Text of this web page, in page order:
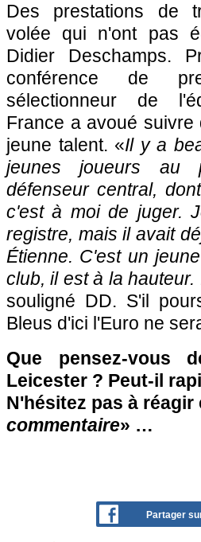
Des prestations de
volée qui n'ont pas
Didier Deschamps.
conférence de
sélectionneur de
France a avoué suivre
jeune talent. «Il y a
jeunes joueurs au
défenseur central,
c'est à moi de juger.
registre, mais il avait
Étienne. C'est un
club, il est à la
souligné DD. S'il
Bleus d'ici l'Euro ne
Que pensez-vous
Leicester ? Peut-il
N'hésitez pas à
commentaire» …
Partager